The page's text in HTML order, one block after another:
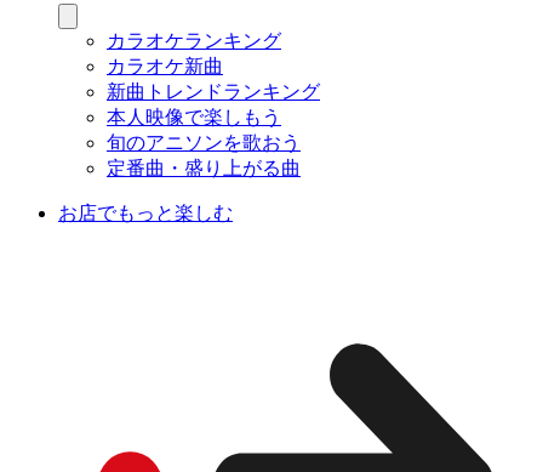
カラオケランキング
カラオケ新曲
新曲トレンドランキング
本人映像で楽しもう
旬のアニソンを歌おう
定番曲・盛り上がる曲
お店でもっと楽しむ